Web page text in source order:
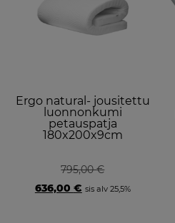
Ergo natural- jousitettu
luonnonkumi
petauspatja
180x200x9cm
795,00€
Original
636,00 €Current
sis alv 25,5%